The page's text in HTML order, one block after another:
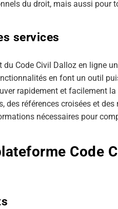
du droit, mais aussi pour
services
Code Civil Dalloz en ligne
en font un outil
rapidement et facilement la
des références croisées et des
nécessaires pour
Code